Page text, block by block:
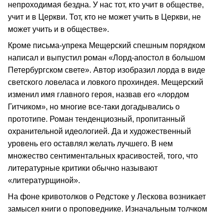
непроходимая бездна. У нас тот, кто учит в обществе,
учит и в Церкви. Тот, кто не может учить в Церкви, не
может учить и в обществе».
Кроме письма-упрека Мещерский спешным порядком
написал и выпустил роман «Лорд-апостол в большом
Петербургском свете». Автор изобразил лорда в виде
светского ловеласа и ловкого прохиндея. Мещерский
изменил имя главного героя, назвав его «лордом
Гитчиком», но многие все-таки догадывались о
прототипе. Роман тенденциозный, пропитанный
охранительной идеологией. Да и художественный
уровень его оставлял желать лучшего. В нем
множество сентиментальных красивостей, того, что
литературные критики обычно называют
«литературщиной».
На фоне кривотолков о Редстоке у Лескова возникает
замысел книги о проповеднике. Изначальным толчком